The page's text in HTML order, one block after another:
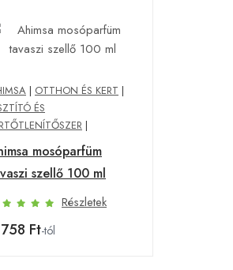
| OTTHON ÉS KERT |
ÉS
|
mosóparfüm
szellő 100 ml
Részletek
Ft-tól